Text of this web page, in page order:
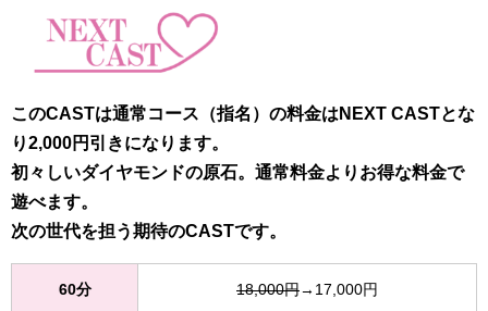
このCASTは通常コース（指名）の料金はNEXT CASTとな
り2,000円引きになります。
初々しいダイヤモンドの原石。通常料金よりお得な料金で
遊べます。
次の世代を担う期待のCASTです。
60分 18,000円→17,000円